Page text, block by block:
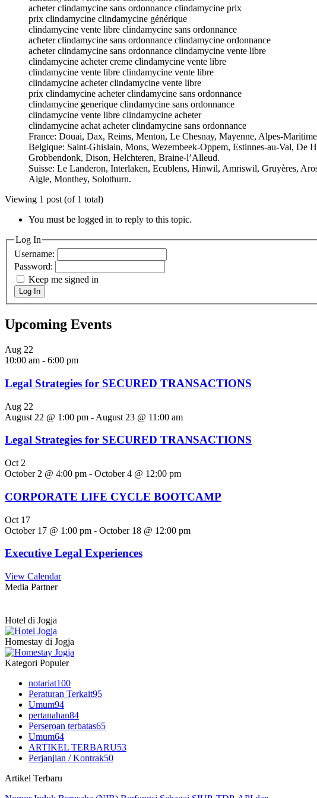
acheter clindamycine sans ordonnance clindamycine prix
prix clindamycine clindamycine générique
clindamycine vente libre clindamycine sans ordonnance
acheter clindamycine sans ordonnance clindamycine ordonnance
acheter clindamycine sans ordonnance clindamycine vente libre
clindamycine acheter creme clindamycine vente libre
clindamycine vente libre clindamycine vente libre
clindamycine acheter clindamycine vente libre
prix clindamycine acheter clindamycine sans ordonnance
clindamycine generique clindamycine sans ordonnance
clindamycine vente libre clindamycine acheter
clindamycine achat acheter clindamycine sans ordonnance
France: Douai, Dax, Reims, Menton, Le Chesnay, Mayenne, Alpes-
Belgique: Saint-Ghislain, Mons, Wezembeek-Oppem, Estinnes-au-Val, De
Grobbendonk, Dison, Helchteren, Braine-l’Alleud.
Suisse: Le Landeron, Interlaken, Ecublens, Hinwil, Amriswil, Gruyères,
Aigle, Monthey, Solothurn.
Viewing 1 post (of 1 total)
You must be logged in to reply to this topic.
Log In
Username:
Password:
Keep me signed in
Log In
Upcoming Events
Aug 22
10:00 am - 6:00 pm
Legal Strategies for SECURED TRANSACTIONS
Aug 22
August 22 @ 1:00 pm - August 23 @ 11:00 am
Legal Strategies for SECURED TRANSACTIONS
Oct 2
October 2 @ 4:00 pm - October 4 @ 12:00 pm
CORPORATE LIFE CYCLE BOOTCAMP
Oct 17
October 17 @ 1:00 pm - October 18 @ 12:00 pm
Executive Legal Experiences
View Calendar
Media Partner
Hotel di Jogja
Homestay di Jogja
Kategori Populer
notariat100
Peraturan Terkait95
Umum94
pertanahan84
Perseroan terbatas65
Umum64
ARTIKEL TERBARU53
Perjanjian / Kontrak50
Artikel Terbaru